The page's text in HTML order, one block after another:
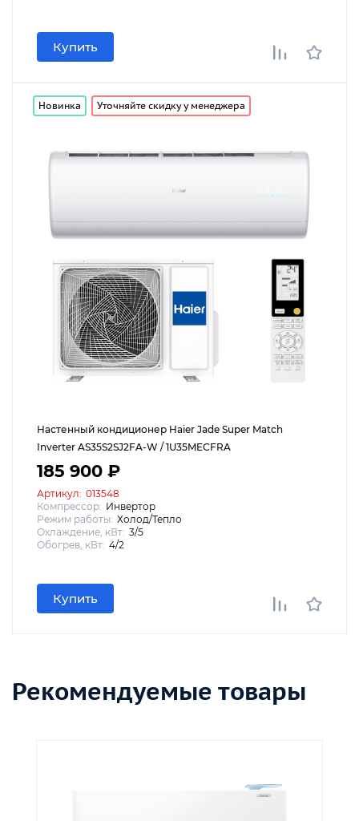
Купить
Новинка Уточняйте скидку у менеджера
Настенный кондиционер Haier Jade Super Match
Inverter AS35S2SJ2FA-W / 1U35MECFRA
185 900 ₽
Артикул: 013548
Компрессор: Инвертор
Режим работы: Холод/Тепло
Охлаждение, кВт: 3/5
Обогрев, кВт: 4/2
Купить
Рекомендуемые товары